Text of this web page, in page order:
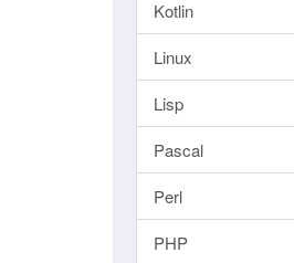
Kotlin
Linux
Lisp
Pascal
Perl
PHP